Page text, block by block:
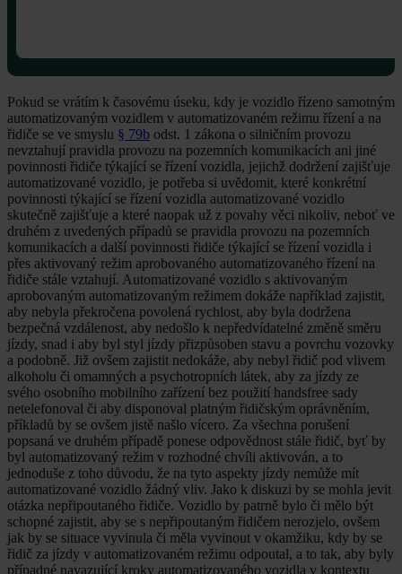
Pokud se vrátím k časovému úseku, kdy je vozidlo řízeno samotným
automatizovaným vozidlem v automatizovaném režimu řízení a na
řidiče se ve smyslu § 79b odst. 1 zákona o silničním provozu
nevztahují pravidla provozu na pozemních komunikacích ani jiné
povinnosti řidiče týkající se řízení vozidla, jejichž dodržení zajišťuje
automatizované vozidlo, je potřeba si uvědomit, které konkrétní
povinnosti týkající se řízení vozidla automatizované vozidlo
skutečně zajišťuje a které naopak už z povahy věci nikoliv, neboť ve
druhém z uvedených případů se pravidla provozu na pozemních
komunikacích a další povinnosti řidiče týkající se řízení vozidla i
přes aktivovaný režim aprobovaného automatizovaného řízení na
řidiče stále vztahují. Automatizované vozidlo s aktivovaným
aprobovaným automatizovaným režimem dokáže například zajistit,
aby nebyla překročena povolená rychlost, aby byla dodržena
bezpečná vzdálenost, aby nedošlo k nepředvídatelné změně směru
jízdy, snad i aby byl styl jízdy přizpůsoben stavu a povrchu vozovky
a podobně. Již ovšem zajistit nedokáže, aby nebyl řidič pod vlivem
alkoholu či omamných a psychotropních látek, aby za jízdy ze
svého osobního mobilního zařízení bez použití handsfree sady
netelefonoval či aby disponoval platným řidičským oprávněním,
příkladů by se ovšem jistě našlo vícero. Za všechna porušení
popsaná ve druhém případě ponese odpovědnost stále řidič, byť by
byl automatizovaný režim v rozhodné chvíli aktivován, a to
jednoduše z toho důvodu, že na tyto aspekty jízdy nemůže mít
automatizované vozidlo žádný vliv. Jako k diskuzi by se mohla jevit
otázka nepřipoutaného řidiče. Vozidlo by patrně bylo či mělo být
schopné zajistit, aby se s nepřipoutaným řidičem nerozjelo, ovšem
jak by se situace vyvinula či měla vyvinout v okamžiku, kdy by se
řidič za jízdy v automatizovaném režimu odpoutal, a to tak, aby byly
případné navazující kroky automatizovaného vozidla v kontextu